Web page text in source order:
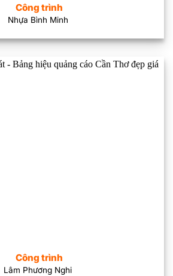
Công trình
Nhựa Bình Minh
Công trình
Lâm Phương Nghi